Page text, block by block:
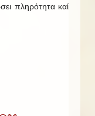
πληρότητα καί